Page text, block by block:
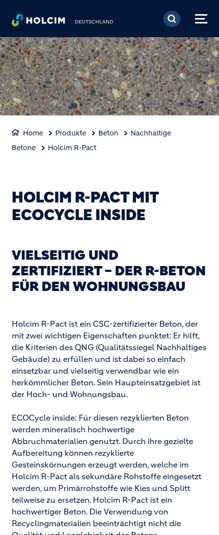
Direkt zum Inhalt
DEUTSCHLAND
Home Produkte Beton
Nachhaltige
Betone
Holcim R-Pact
HOLCIM R-PACT MIT
ECOCYCLE INSIDE
VIELSEITIG UND
ZERTIFIZIERT – DER R-BETON
FÜR DEN WOHNUNGSBAU
Holcim R-Pact ist ein CSC-zertifizierter Beton, der
mit zwei wichtigen Eigenschaften punktet: Er hilft,
die Kriterien des QNG (Qualitätssiegel Nachhaltiges
Gebäude) zu erfüllen und ist dabei so einfach
einsetzbar und vielseitig verwendbar wie ein
herkömmlicher Beton. Sein Haupteinsatzgebiet ist
der Hoch- und Wohnungsbau.
ECOCycle inside: Für diesen rezyklierten Beton
werden mineralisch hochwertige
Abbruchmaterialien genutzt. Durch ihre gezielte
Aufbereitung können rezyklierte
Gesteinskörnungen erzeugt werden, welche im
Holcim R-Pact als sekundäre Rohstoffe eingesetzt
werden, um Primärrohstoffe wie Kies und Splitt
teilweise zu ersetzen. Holcim R-Pact ist ein
hochwertiger Beton. Die Verwendung von
Recyclingmaterialien beeinträchtigt nicht die